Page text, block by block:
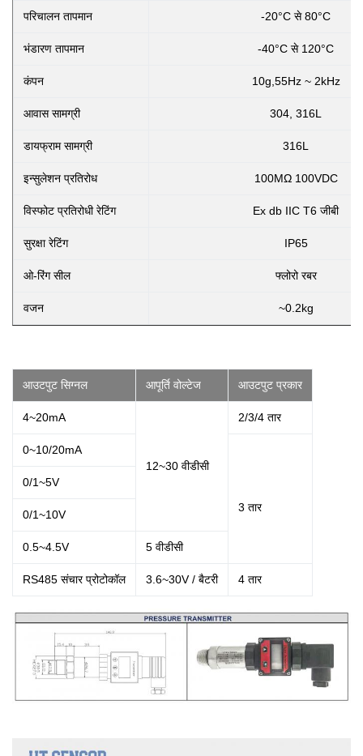
परिचालन तापमान -20°C से 80°C
भंडारण तापमान -40°C से 120°C
कंपन 10g,55Hz ~ 2kHz
आवास सामग्री 304, 316L
डायफ्राम सामग्री 316L
इन्सुलेशन प्रतिरोध 100MΩ 100VDC
विस्फोट प्रतिरोधी रेटिंग Ex db IIC T6 जीबी
सुरक्षा रेटिंग IP65
ओ-रिंग सील फ्लोरो रबर
वजन ~0.2kg
आउटपुट सिग्नल आपूर्ति वोल्टेज आउटपुट प्रकार
4~20mA
12~30 वीडीसी
2/3/4 तार
0~10/20mA
3 तार
0/1~5V
0/1~10V
0.5~4.5V 5 वीडीसी
RS485 संचार प्रोटोकॉल 3.6~30V / बैटरी 4 तार